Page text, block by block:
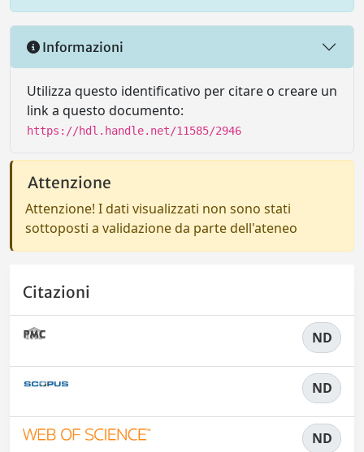
Informazioni
Utilizza questo identificativo per citare o creare un
link a questo documento:
https://hdl.handle.net/11585/2946
Attenzione
Attenzione! I dati visualizzati non sono stati
sottoposti a validazione da parte dell'ateneo
Citazioni
ND
ND
ND